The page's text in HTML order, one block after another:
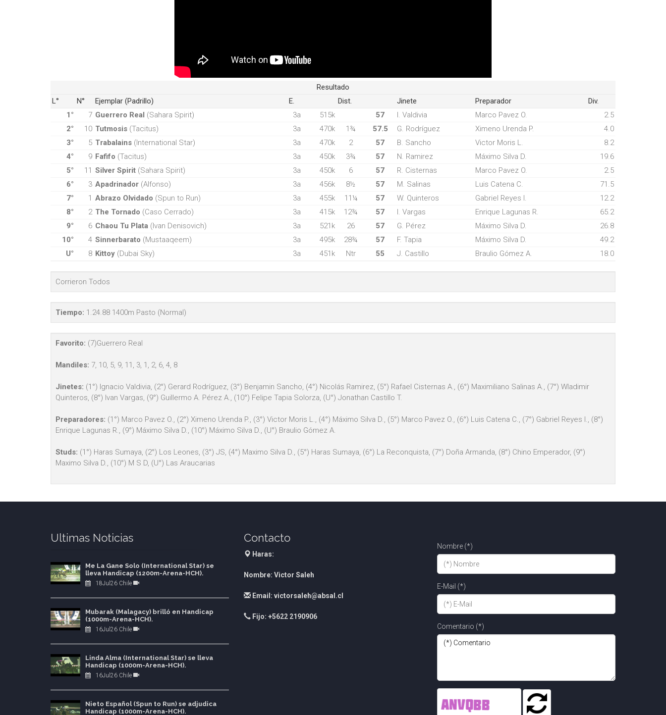
Resultado
L°
N° Ejemplar (Padrillo) E. Dist. Jinete Preparador
Div.
1°
7 Guerrero Real (Sahara Spirit) 3a 515k 57 I. Valdivia Marco Pavez O.
2.5
2°
10 Tutmosis (Tacitus) 3a 470k 1¾ 57.5 G. Rodríguez Ximeno Urenda P.
4.0
3°
5 Trabalains (International Star) 3a 470k 2 57 B. Sancho Victor Moris L.
8.2
4°
9 Fafifo (Tacitus) 3a 450k 3¾ 57 N. Ramirez Máximo Silva D.
19.6
5°
11 Silver Spirit (Sahara Spirit) 3a 450k 6 57 R. Cisternas Marco Pavez O.
2.5
6°
3 Apadrinador (Alfonso) 3a 456k 8½ 57 M. Salinas Luis Catena C.
71.5
7°
1 Abrazo Olvidado (Spun to Run) 3a 455k 11¼ 57 W. Quinteros Gabriel Reyes I.
12.2
8°
2 The Tornado (Caso Cerrado) 3a 415k 12¾ 57 I. Vargas Enrique Lagunas R.
65.2
9°
6 Chaou Tu Plata (Ivan Denisovich) 3a 521k 26 57 G. Pérez Máximo Silva D.
26.8
10°
4 Sinnerbarato (Mustaaqeem) 3a 495k 28¾ 57 F. Tapia Máximo Silva D.
49.2
U°
8 Kittoy (Dubai Sky) 3a 451k Ntr 55 J. Castillo Braulio Gómez A. 18.0
Corrieron Todos
Tiempo: 1.24.88 1400m Pasto (Normal)
Favorito: (7)Guerrero Real
Mandiles: 7, 10, 5, 9, 11, 3, 1, 2, 6, 4, 8
Jinetes: (1°) Ignacio Valdivia, (2°) Gerard Rodríguez, (3°) Benjamin Sancho, (4°) Nicolás Ramirez, (5°) Rafael Cisternas A., (6°) Maximiliano Salinas A., (7°) Wladimir
Quinteros, (8°) Ivan Vargas, (9°) Guillermo A. Pérez A., (10°) Felipe Tapia Solorza, (U°) Jonathan Castillo T.
Preparadores: (1°) Marco Pavez O., (2°) Ximeno Urenda P., (3°) Victor Moris L., (4°) Máximo Silva D., (5°) Marco Pavez O., (6°) Luis Catena C., (7°) Gabriel Reyes I., (8°)
Enrique Lagunas R., (9°) Máximo Silva D., (10°) Máximo Silva D., (U°) Braulio Gómez A.
Studs: (1°) Haras Sumaya, (2°) Los Leones, (3°) JS, (4°) Maximo Silva D., (5°) Haras Sumaya, (6°) La Reconquista, (7°) Doña Armanda, (8°) Chino Emperador, (9°)
Maximo Silva D., (10°) M S D, (U°) Las Araucarias
Ultimas Noticias
Me La Gane Solo (International Star) se
lleva Handicap (1200m-Arena-HCH).
18Jul26 Chile
Mubarak (Malagacy) brilló en Handicap
(1000m-Arena-HCH).
16Jul26 Chile
Linda Alma (International Star) se lleva
Handicap (1000m-Arena-HCH).
16Jul26 Chile
Nieto Español (Spun to Run) se adjudica
Handicap (1000m-Arena-HCH).
Contacto
Haras:
Nombre: Victor Saleh
Email: victorsaleh@absal.cl
Fijo: +5622 2190906
Nombre (*)
E-Mail (*)
Comentario (*)